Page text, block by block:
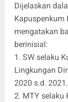
Dijelaskan
Kapuspenkum
mengatakan
berinisial:
1. SW selaku
Lingkungan
2020 s.d. 2021.
2. MTY selaku